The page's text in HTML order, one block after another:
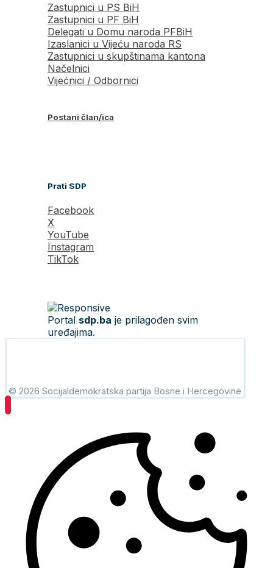
Zastupnici u PS BiH
Zastupnici u PF BiH
Delegati u Domu naroda PFBiH
Izaslanici u Vijeću naroda RS
Zastupnici u skupštinama kantona
Načelnici
Vijećnici / Odbornici
Postani član/ica
Prati SDP
Facebook
X
YouTube
Instagram
TikTok
Portal sdp.ba je prilagođen svim
uređajima.
© 2026 Socijaldemokratska partija Bosne i Hercegovine